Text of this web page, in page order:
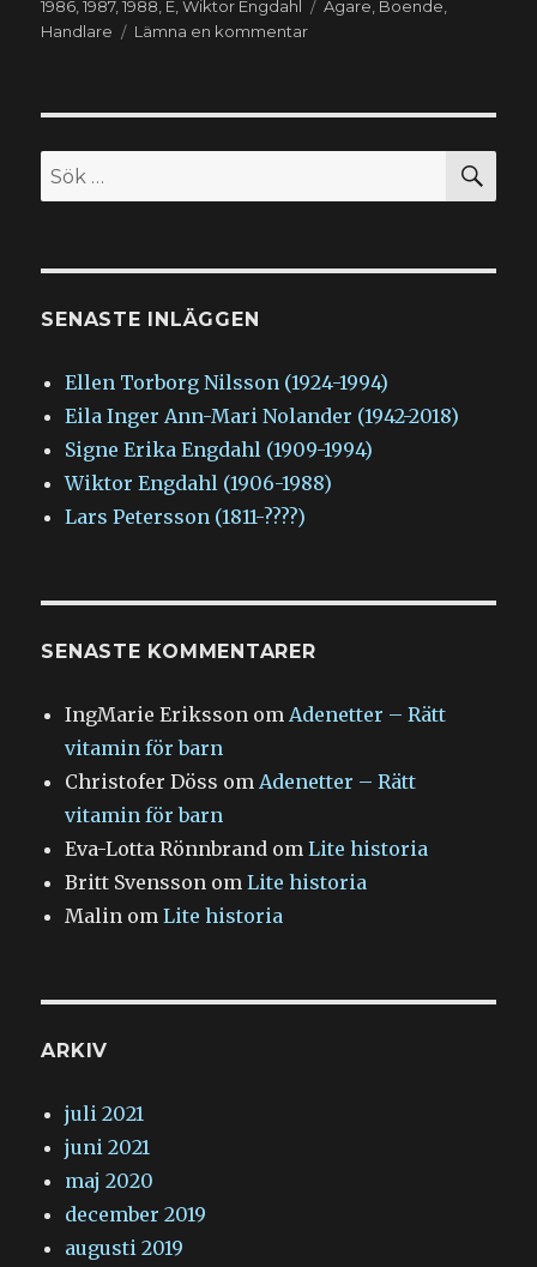
1986,1987,1988, E,Wiktor Engdahl Etiketter
Ägare, Boende,
Handlare
Lämna en kommentartill
Sök
efter:
SENASTE INLÄGGEN
Ellen Torborg Nilsson (1924-1994)
Eila Inger Ann-Mari Nolander (1942-2018)
Signe Erika Engdahl (1909-1994)
Wiktor Engdahl (1906-1988)
Lars Petersson (1811-????)
SENASTE KOMMENTARER
IngMarie Eriksson om Adenetter – Rätt
vitamin för barn
Christofer Döss om Adenetter – Rätt
vitamin för barn
Eva-Lotta Rönnbrand omLite historia
Britt Svensson omLite historia
Malin omLite historia
ARKIV
juli 2021
juni 2021
maj 2020
december 2019
augusti 2019